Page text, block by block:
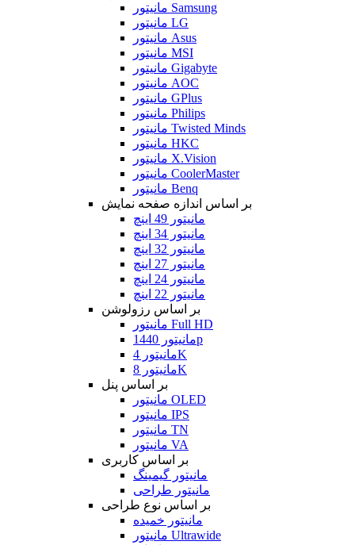
مانیتور Samsung
مانیتور LG
مانیتور Asus
مانیتور MSI
مانیتور Gigabyte
مانیتور AOC
مانیتور GPlus
مانیتور Philips
مانیتور Twisted Minds
مانیتور HKC
مانیتور X.Vision
مانیتور CoolerMaster
مانیتور Benq
بر اساس اندازه صفحه نمایش
مانیتور 49 اینچ
مانیتور 34 اینچ
مانیتور 32 اینچ
مانیتور 27 اینچ
مانیتور 24 اینچ
مانیتور 22 اینچ
بر اساس رزولوشن
مانیتور Full HD
مانیتور 1440p
مانیتور 4K
مانیتور 8K
بر اساس پنل
مانیتور OLED
مانیتور IPS
مانیتور TN
مانیتور VA
بر اساس کاربری
مانیتور گیمینگ
مانیتور طراحی
بر اساس نوع طراحی
مانیتور خمیده
مانیتور Ultrawide